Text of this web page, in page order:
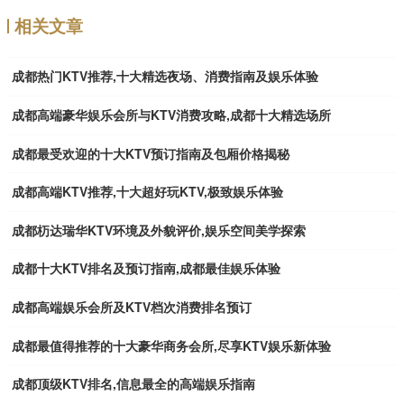
相关文章
成都热门KTV推荐,十大精选夜场、消费指南及娱乐体验
成都高端豪华娱乐会所与KTV消费攻略,成都十大精选场所
成都最受欢迎的十大KTV预订指南及包厢价格揭秘
成都高端KTV推荐,十大超好玩KTV,极致娱乐体验
成都杤达瑞华KTV环境及外貌评价,娱乐空间美学探索
成都十大KTV排名及预订指南,成都最佳娱乐体验
成都高端娱乐会所及KTV档次消费排名预订
成都最值得推荐的十大豪华商务会所,尽享KTV娱乐新体验
成都顶级KTV排名,信息最全的高端娱乐指南